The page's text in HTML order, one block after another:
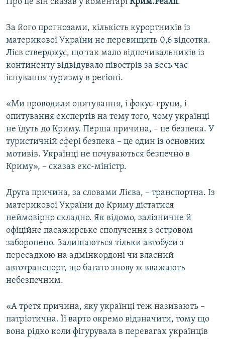
Про це він сказав у коментарі Крим.Реалії.
За його прогнозами, кількість курортників із
материкової України не перевищить 0,6 відсотка.
Лієв стверджує, що так мало відпочивальників із
континенту відвідувало півострів за весь час
існування туризму в регіоні.
«Ми проводили опитування, і фокус-групи, і
опитування експертів на тему того, чому українці
не їдуть до Криму. Перша причина, – це безпека. У
туристичній сфері безпека – це один із основних
мотивів. Українці не почуваються безпечно в
Криму», – сказав екс-міністр.
Друга причина, за словами Лієва, – транспортна. Із
материкової України до Криму дістатися
неймовірно складно. Як відомо, залізничне й
офіційне пасажирське сполучення з островом
заборонено. Залишаються тільки автобуси з
пересадкою на адмінкордоні чи власний
автотранспорт, що багато знову ж вважають
небезпечним.
«А третя причина, яку українці теж називають –
патріотична. Її варто окремо відзначити, тому що
вона рідко коли фігурувала в перевагах українців